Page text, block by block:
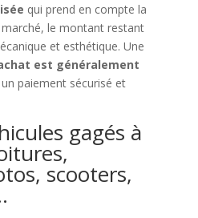
qui prend en compte la
le montant restant
et esthétique. Une
est généralement
paiement sécurisé et
gagés à
scooters,